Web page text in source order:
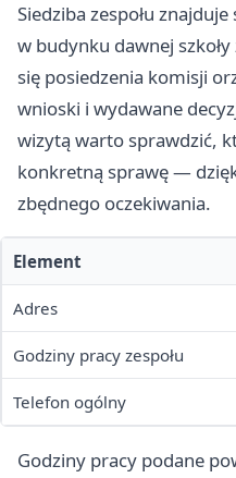
Siedziba zespołu
w budynku dawnej
się posiedzenia komisji
wnioski i wydawane
wizytą warto sprawdzić,
konkretną sprawę —
zbędnego oczekiwania.
Element
Adres
Godziny pracy zespołu
Telefon ogólny
Godziny pracy podane